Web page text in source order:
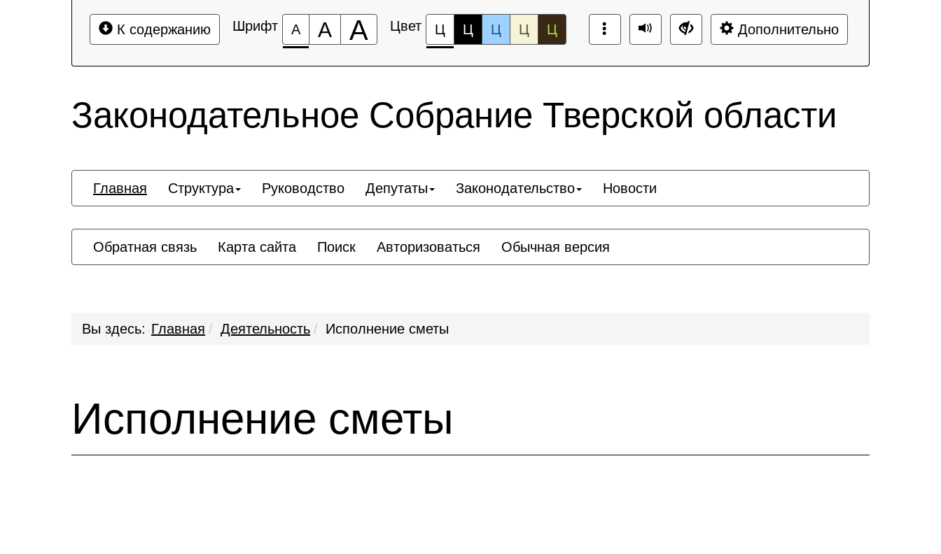
К содержанию Шрифт А А А Цвет Ц Ц Ц Ц Ц Дополнительно
Законодательное Собрание Тверской области
Главная Структура Руководство Депутаты Законодательство Новости
Обратная связь Карта сайта Поиск Авторизоваться Обычная версия
Вы здесь: Главная Деятельность Исполнение сметы
Исполнение сметы